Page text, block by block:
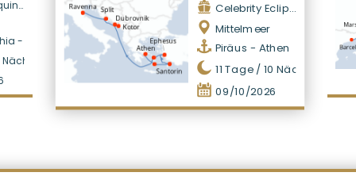
- Rom
Nächte
Celebrity Eclipse
Mittelmeer
Piräus - Athen
11 Tage / 10 Nächte
09/10/2026